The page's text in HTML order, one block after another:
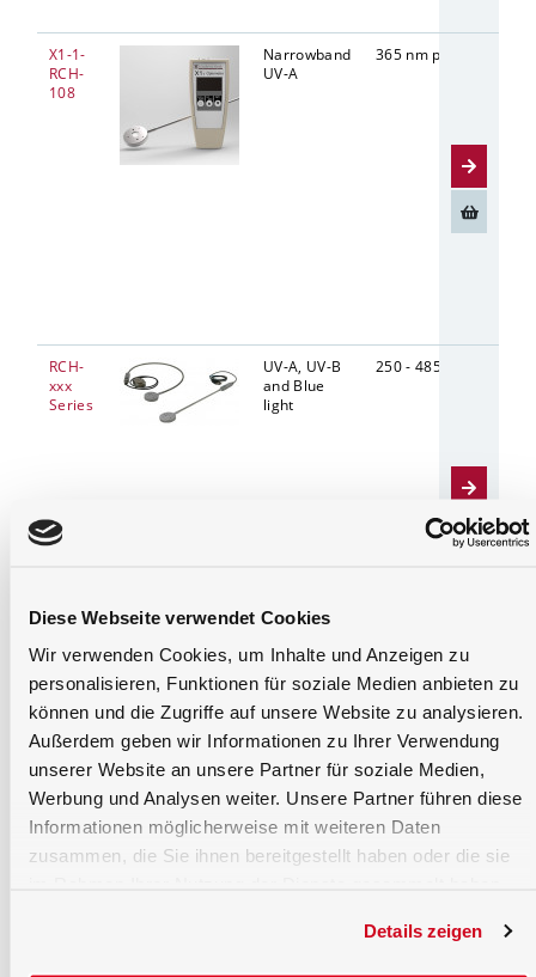
Diese Webseite verwendet Cookies
Wir verwenden Cookies, um Inhalte und Anzeigen zu
personalisieren, Funktionen für soziale Medien anbieten zu
können und die Zugriffe auf unsere Website zu analysieren.
Außerdem geben wir Informationen zu Ihrer Verwendung
unserer Website an unsere Partner für soziale Medien,
Werbung und Analysen weiter. Unsere Partner führen diese
Informationen möglicherweise mit weiteren Daten
zusammen, die Sie ihnen bereitgestellt haben oder die sie
Details zeigen
X1-1-
RCH-
108
Narrowband
UV-A
365 nm peak
RCH-
xxx
Series
UV-A, UV-B
and Blue
light
250 - 485
Met
or UV-LEDs
328 - 382
UV-LEDs 350